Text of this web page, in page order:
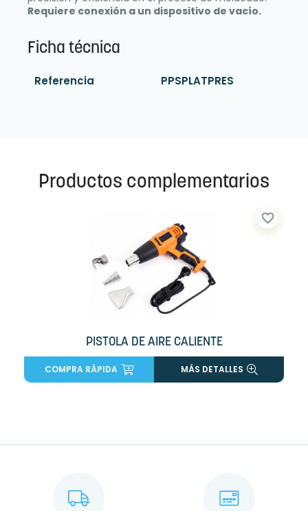
Requiere conexión a un dispositivo de vacío.
Ficha técnica
Referencia PPSPLATPRES
Productos complementarios
PISTOLA DE AIRE CALIENTE
favorite_border
COMPRA RÁPIDA MÁS DETALLES